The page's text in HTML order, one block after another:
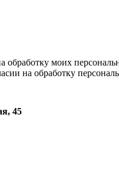
обработку моих
на обработку
45